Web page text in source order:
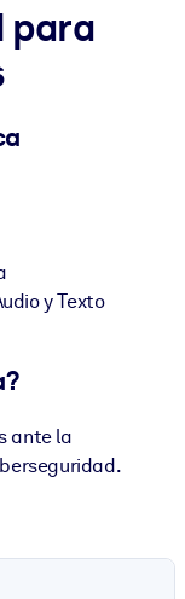
su LMS/LXP para
para
y Texto
ante la